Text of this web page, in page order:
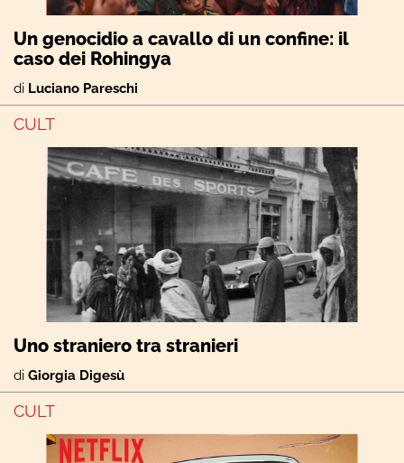
Un genocidio a cavallo di un confine: il
caso dei Rohingya
di Luciano Pareschi
CULT
Uno straniero tra stranieri
di Giorgia Digesù
CULT